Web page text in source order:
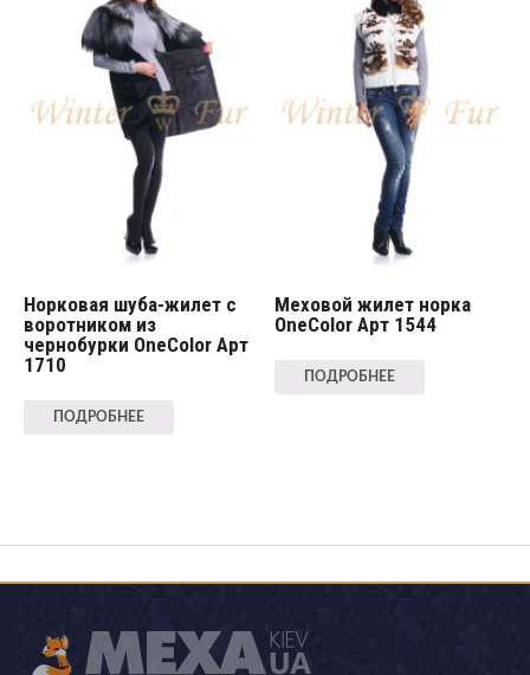
Норковая шуба-жилет с
воротником из
чернобурки OneColor Арт
1710
ПОДРОБНЕЕ
Меховой жилет норка
OneColor Арт 1544
ПОДРОБНЕЕ